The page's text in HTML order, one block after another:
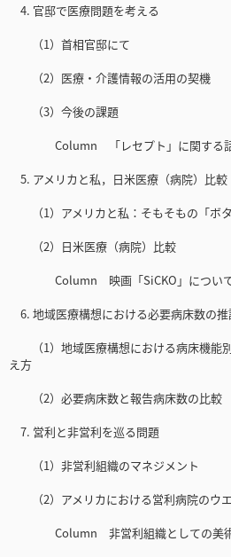
4. 官邸で医療問題を考える
（1）首相官邸にて
（2）医療・介護情報の活用の契機
（3）今後の課題
Column 「レセプト」に関する
5. アメリカと私，日米医療（病院）比較
（1）アメリカと私：そもそもの「ボタ
（2）日米医療（病院）比較
Column 映画「SiCKO」につい
6. 地域医療構想における必要病床数の推
（1）地域医療構想における病床機能
え方
（2）必要病床数と報告病床数の比較
7. 営利と非営利を巡る問題
（1）非営利組織のマネジメント
（2）アメリカにおける営利病院のウ
Column 非営利組織としての美術